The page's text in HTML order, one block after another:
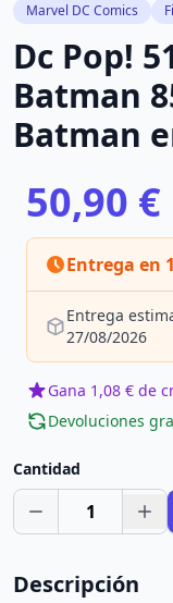
Marvel DC Comics
Dc Pop!
Batman
Batman
50,90 €
Entrega en
Entrega
27/08/2026
Gana 1,08 € de
Devoluciones
Cantidad
1
Descripción